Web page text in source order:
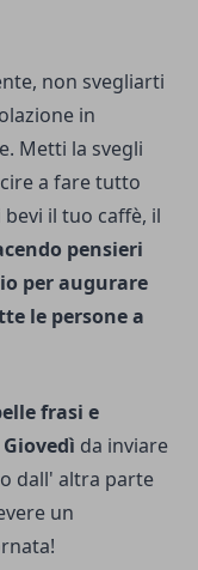
non svegliarti
in
Metti la svegli
a fare tutto
il tuo caffè, il
pensieri
per augurare
le persone a
frasi e
da inviare
dall' altra parte
un